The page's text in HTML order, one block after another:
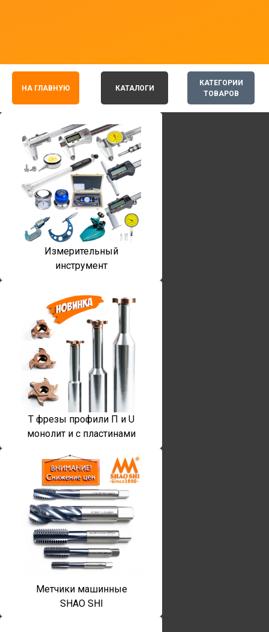
КАТЕГОРИИ
ТОВАРОВ
НА ГЛАВНУЮ КАТАЛОГИ
Измерительный
инструмент
T фрезы профили П и U
монолит и с пластинами
Метчики машинные
SHAO SHI